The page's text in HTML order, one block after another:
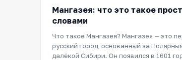
Мангазея: что это такое
словами
Что такое Мангазея? Мангазея — это
русский город, основанный за
далёкой Сибири. Он появился в 1601